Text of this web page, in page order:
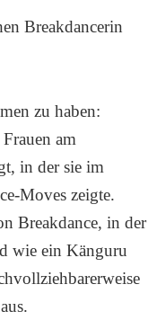
Breakdancerin
zu haben:
am
in der sie im
Moves zeigte.
Breakdance, in der
wie ein Känguru